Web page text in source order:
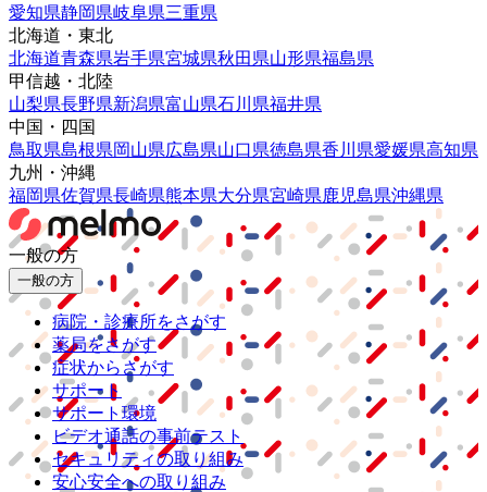
愛知県静岡県岐阜県三重県
北海道・東北
北海道青森県岩手県宮城県秋田県山形県福島県
甲信越・北陸
山梨県長野県新潟県富山県石川県福井県
中国・四国
鳥取県島根県岡山県広島県山口県徳島県香川県愛媛県高知県
九州・沖縄
福岡県佐賀県長崎県熊本県大分県宮崎県鹿児島県沖縄県
一般の方
一般の方
病院・診療所をさがす
薬局をさがす
症状からさがす
サポート
サポート環境
ビデオ通話の事前テスト
セキュリティの取り組み
安心安全への取り組み